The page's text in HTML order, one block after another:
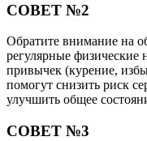
СОВЕТ №2
Обратите внимание на
регулярные физические
привычек (курение,
помогут снизить риск
улучшить общее
СОВЕТ №3